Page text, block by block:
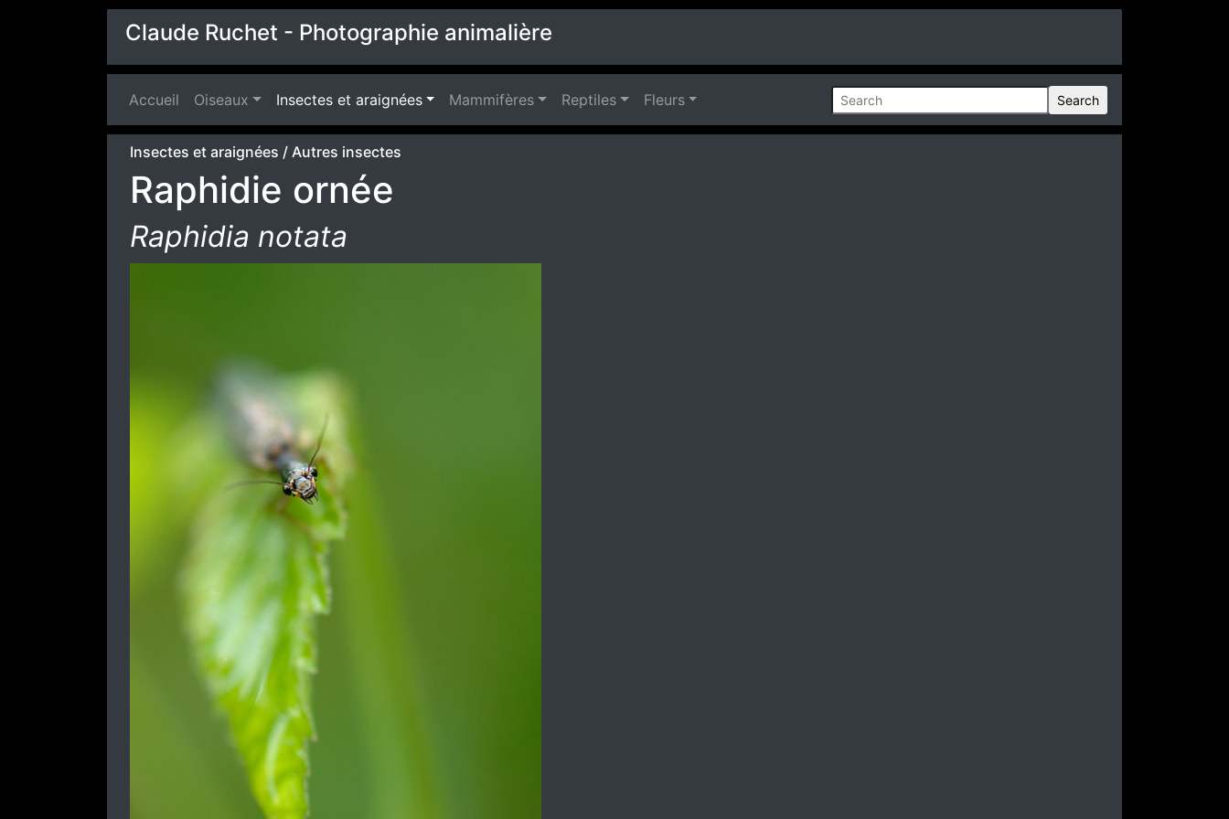
Claude Ruchet - Photographie animalière
Accueil (current)
Oiseaux Insectes et araignées Mammifères Reptiles Fleurs Search
Insectes et araignées / Autres insectes
Raphidie ornée
Raphidia notata